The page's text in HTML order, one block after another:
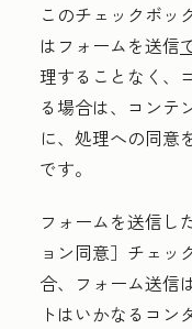
このチェックボッ
はフォームを送信
理することなく、
る場合は、コンテ
に、処理への同意
です。
フォームを送信し
ョン同意］ チェッ
合、フォーム送信
トはいかなるコン